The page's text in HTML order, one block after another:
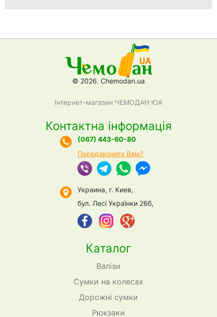
© 2026. Chemodan.ua
Інтернет-магазин ЧЕМОДАН ЮА
Каталог
Валізи
Сумки на колесах
Дорожні сумки
Рюкзаки
Контактна інформація
(067) 443-60-80
Передзвонити Вам?
Украина, г. Киев,
бул. Лесі Українки 26б,